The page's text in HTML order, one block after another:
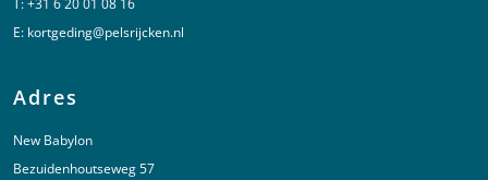
T:+31 6 20 01 08 16
E: kortgeding@pelsrijcken.nl
Adres
New Babylon
Bezuidenhoutseweg 57